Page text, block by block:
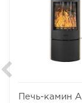
Печь-камин